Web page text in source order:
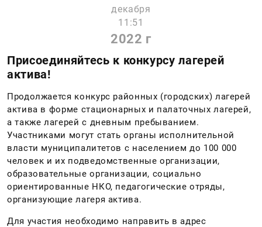
декабря
11:51
2022 г
Присоединяйтесь к конкурсу лагерей
актива!
Продолжается конкурс районных (городских) лагерей
актива в форме стационарных и палаточных лагерей,
а также лагерей с дневным пребыванием.
Участниками могут стать органы исполнительной
власти муниципалитетов с населением до 100 000
человек и их подведомственные организации,
образовательные организации, социально
ориентированные НКО, педагогические отряды,
организующие лагеря актива.
Для участия необходимо направить в адрес